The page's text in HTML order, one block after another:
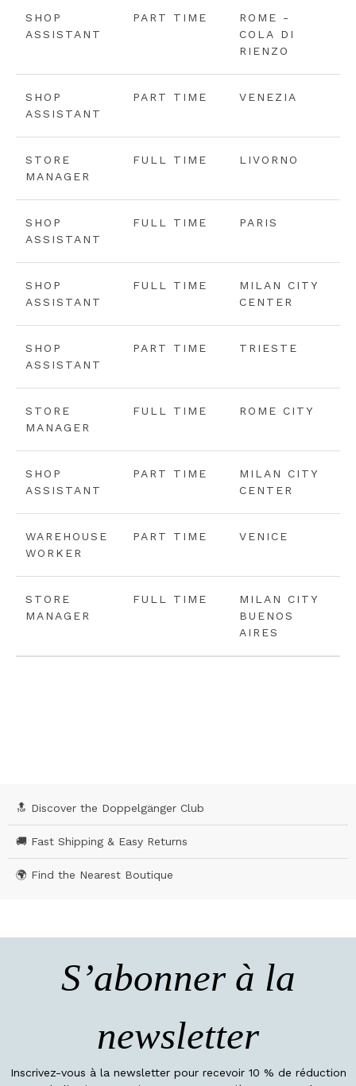
SHOP
ASSISTANT
PART TIME
ROME -
COLA DI
RIENZO
SHOP
ASSISTANT
PART TIME VENEZIA
STORE
MANAGER
FULL TIME LIVORNO
SHOP
ASSISTANT
FULL TIME PARIS
SHOP
ASSISTANT
FULL TIME
MILAN CITY
CENTER
SHOP
ASSISTANT
PART TIME TRIESTE
STORE
MANAGER
FULL TIME ROME CITY
SHOP
ASSISTANT
PART TIME
MILAN CITY
CENTER
WAREHOUSE
WORKER
PART TIME VENICE
STORE
MANAGER
FULL TIME
MILAN CITY
BUENOS
AIRES
🔝 Discover the Doppelgänger Club
🚚 Fast Shipping & Easy Returns
🌍 Find the Nearest Boutique
S’abonner à la
newsletter
Inscrivez-vous à la newsletter pour recevoir 10 % de réduction